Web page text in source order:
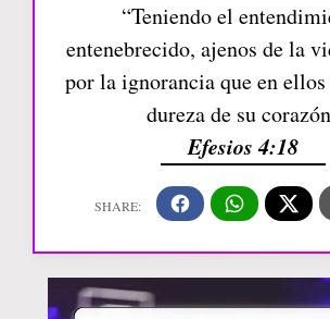
“Teniendo el
entenebrecido, ajenos de la
por la ignorancia que en
dureza de su
Efesios 4:18